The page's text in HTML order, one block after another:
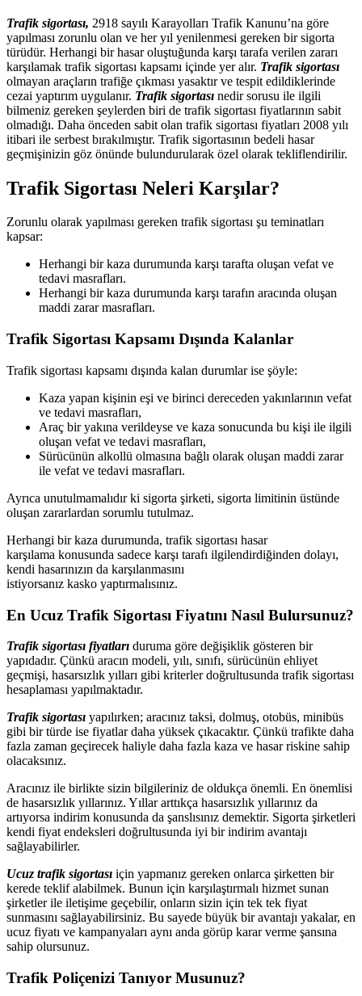
Trafik sigortası, 2918 sayılı Karayolları Trafik Kanunu’na göre
yapılması zorunlu olan ve her yıl yenilenmesi gereken bir sigorta
türüdür. Herhangi bir hasar oluştuğunda karşı tarafa verilen zararı
karşılamak trafik sigortası kapsamı içinde yer alır. Trafik sigortası
olmayan araçların trafiğe çıkması yasaktır ve tespit edildiklerinde
cezai yaptırım uygulanır. Trafik sigortası nedir sorusu ile ilgili
bilmeniz gereken şeylerden biri de trafik sigortası fiyatlarının sabit
olmadığı. Daha önceden sabit olan trafik sigortası fiyatları 2008 yılı
itibari ile serbest bırakılmıştır. Trafik sigortasının bedeli hasar
geçmişinizin göz önünde bulundurularak özel olarak tekliflendirilir.
Trafik Sigortası Neleri Karşılar?
Zorunlu olarak yapılması gereken trafik sigortası şu teminatları
kapsar:
Herhangi bir kaza durumunda karşı tarafta oluşan vefat ve
tedavi masrafları.
Herhangi bir kaza durumunda karşı tarafın aracında oluşan
maddi zarar masrafları.
Trafik Sigortası Kapsamı Dışında Kalanlar
Trafik sigortası kapsamı dışında kalan durumlar ise şöyle:
Kaza yapan kişinin eşi ve birinci dereceden yakınlarının vefat
ve tedavi masrafları,
Araç bir yakına verildeyse ve kaza sonucunda bu kişi ile ilgili
oluşan vefat ve tedavi masrafları,
Sürücünün alkollü olmasına bağlı olarak oluşan maddi zarar
ile vefat ve tedavi masrafları.
Ayrıca unutulmamalıdır ki sigorta şirketi, sigorta limitinin üstünde
oluşan zararlardan sorumlu tutulmaz.
Herhangi bir kaza durumunda, trafik sigortası hasar
karşılama konusunda sadece karşı tarafı ilgilendirdiğinden dolayı,
kendi hasarınızın da karşılanmasını
istiyorsanız kasko yaptırmalısınız.
En Ucuz Trafik Sigortası Fiyatını Nasıl Bulursunuz?
Trafik sigortası fiyatları duruma göre değişiklik gösteren bir
yapıdadır. Çünkü aracın modeli, yılı, sınıfı, sürücünün ehliyet
geçmişi, hasarsızlık yılları gibi kriterler doğrultusunda trafik sigortası
hesaplaması yapılmaktadır.
Trafik sigortası yapılırken; aracınız taksi, dolmuş, otobüs, minibüs
gibi bir türde ise fiyatlar daha yüksek çıkacaktır. Çünkü trafikte daha
fazla zaman geçirecek haliyle daha fazla kaza ve hasar riskine sahip
olacaksınız.
Aracınız ile birlikte sizin bilgileriniz de oldukça önemli. En önemlisi
de hasarsızlık yıllarınız. Yıllar arttıkça hasarsızlık yıllarınız da
artıyorsa indirim konusunda da şanslısınız demektir. Sigorta şirketleri
kendi fiyat endeksleri doğrultusunda iyi bir indirim avantajı
sağlayabilirler.
Ucuz trafik sigortası için yapmanız gereken onlarca şirketten bir
kerede teklif alabilmek. Bunun için karşılaştırmalı hizmet sunan
şirketler ile iletişime geçebilir, onların sizin için tek tek fiyat
sunmasını sağlayabilirsiniz. Bu sayede büyük bir avantajı yakalar, en
ucuz fiyatı ve kampanyaları aynı anda görüp karar verme şansına
sahip olursunuz.
Trafik Poliçenizi Tanıyor Musunuz?